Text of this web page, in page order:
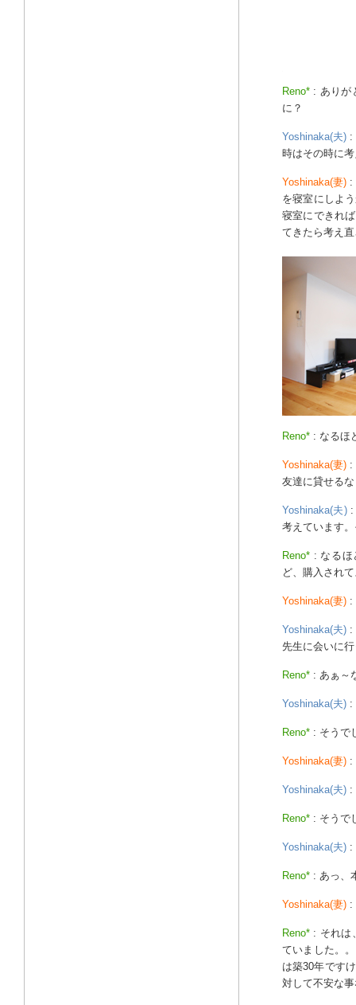
Reno* : ありが
に？
Yoshinaka(夫) :
時はその時に
Yoshinaka(妻) :
を寝室にしよ
寝室にできれ
てきたら考え
Reno* : なるほ
Yoshinaka(妻) :
友達に貸せる
Yoshinaka(夫):
考えています
Reno* : なるほ
ど、購入され
Yoshinaka(妻) :
Yoshinaka(夫) :
先生に会いに
Reno* : あぁ～
Yoshinaka(夫) :
Reno* : そうで
Yoshinaka(妻) :
Yoshinaka(夫) :
Reno* : そうで
Yoshinaka(夫) :
Reno* : あっ、
Yoshinaka(妻) :
Reno* : それは
ていました。
は築30年です
対して不安な